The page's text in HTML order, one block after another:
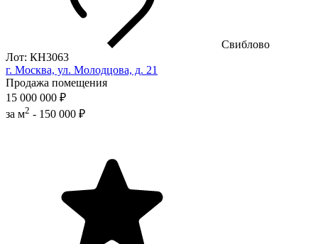
Свиблово
Лот: КН3063
г. Москва, ул. Молодцова, д. 21
Продажа помещения
15 000 000 ₽
за м2 - 150 000 ₽